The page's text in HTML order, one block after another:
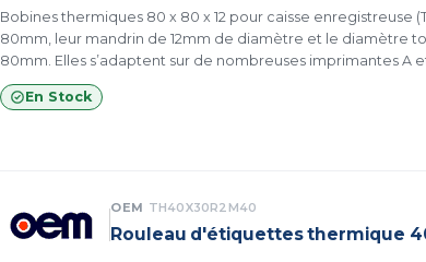
Bobines thermiques 80 x 80 x 12 pour caisse enregistreuse (TPV) sont Leur
80mm, leur mandrin de 12mm de diamètre et le diamètre
80mm. Elles s’adaptent sur de nombreuses imprimantes A et S, Axiohm, Citizen, Epson,
IBM, INDATEC, SAMSUNG, SCHULTES, SHARP, STAR,
En Stock
OEM TH40X30R2M40
Rouleau d'étiquettes thermique